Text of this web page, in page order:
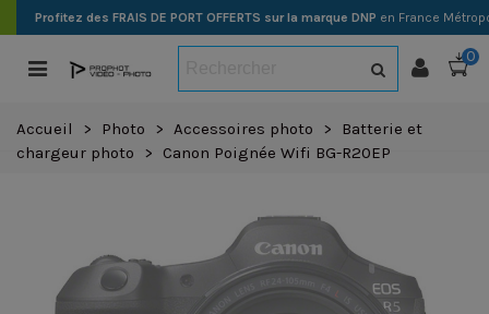
Profitez des FRAIS DE PORT OFFERTS sur la marque DNP en France
0
Accueil > Photo > Accessoires photo >
Batterie et
chargeur photo
> Canon Poignée Wifi BG-R20EP